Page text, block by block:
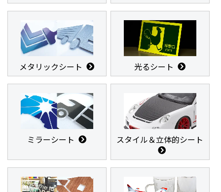
メタリックシート 光るシート
ミラーシート スタイル＆立体的シート